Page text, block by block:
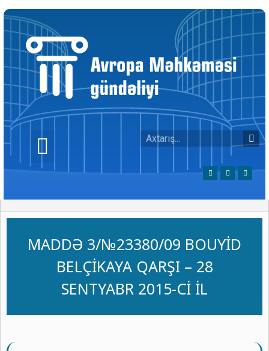
MADDƏ 3/№23380/09 BOUYİD
BELÇİKAYA QARŞI – 28
SENTYABR 2015-Cİ İL